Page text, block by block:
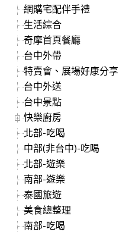
網購宅配伴手禮
生活綜合
奇摩首頁餐廳
台中外帶
特賣會、展場好康分享
台中外送
台中景點
快樂廚房
北部-吃喝
中部(非台中)-吃喝
北部-遊樂
南部-遊樂
泰國旅遊
美食總整理
南部-吃喝